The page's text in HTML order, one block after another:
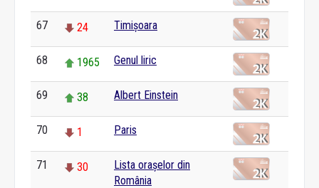
67 24 Timișoara
68 1965 Genul liric
69 38 Albert Einstein
70 1 Paris
71 30
Lista orașelor din
România